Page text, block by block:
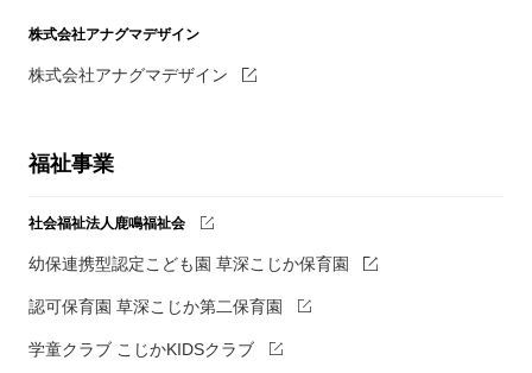
株式会社アナグマデザイン
株式会社アナグマデザイン
福祉事業
社会福祉法人鹿鳴福祉会
幼保連携型認定こども園 草深こじか保育園
認可保育園 草深こじか第二保育園
学童クラブ こじかKIDSクラブ